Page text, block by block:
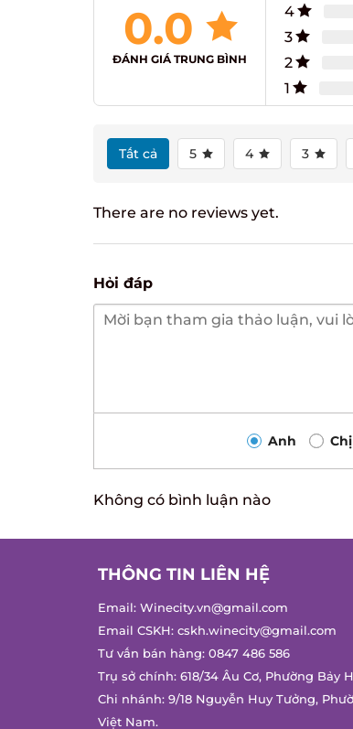
0.0
ĐÁNH GIÁ TRUNG BÌNH
4
3
2
Tất cả 5 4 3
There are no reviews yet.
Hỏi đáp
Anh Chị
Không có bình luận nào
THÔNG TIN LIÊN HỆ
Email:Winecity.vn@gmail.com
Email CSKH:cskh.winecity@gmail.com
Tư vấn bán hàng:0847 486 586
Trụ sở chính: 618/34 Âu Cơ, Phường Bảy
Chi nhánh: 9/18 Nguyễn Huy Tưởng,
Việt Nam.